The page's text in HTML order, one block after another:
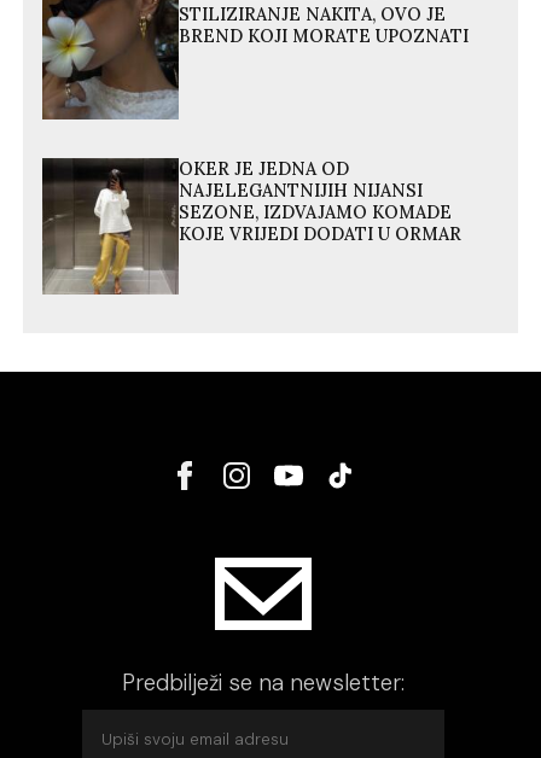
STILIZIRANJE NAKITA, OVO JE
BREND KOJI MORATE UPOZNATI
OKER JE JEDNA OD
NAJELEGANTNIJIH NIJANSI
SEZONE, IZDVAJAMO KOMADE
KOJE VRIJEDI DODATI U ORMAR
Predbilježi se na newsletter: